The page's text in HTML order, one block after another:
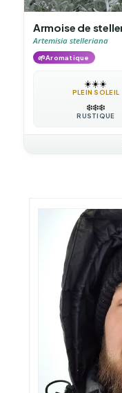
Armoise de
Artemisia stelleriana
🌱Aromatique
☀️☀️☀️
PLEIN SOLEIL
❄️❄️❄️
RUSTIQUE